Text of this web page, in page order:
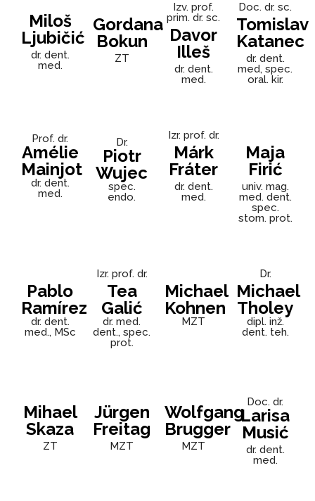
Miloš
Ljubičić
dr. dent.
med.
Gordana
Bokun
ZT
Izv. prof.
prim. dr. sc.
Davor
Illeš
dr. dent.
med.
Doc. dr. sc.
Tomislav
Katanec
dr. dent.
med, spec.
oral. kir.
Prof. dr.
Amélie
Mainjot
dr. dent.
med.
Dr.
Piotr
Wujec
spec.
endo.
Izr. prof. dr.
Márk
Fráter
dr. dent.
med.
Maja
Firić
univ. mag.
med. dent.
spec.
stom. prot.
Pablo
Ramírez
dr. dent.
med., MSc
Izr. prof. dr.
Tea
Galić
dr. med.
dent., spec.
prot.
Michael
Kohnen
MZT
Dr.
Michael
Tholey
dipl. inž.
dent. teh.
Mihael
Skaza
ZT
Jürgen
Freitag
MZT
Wolfgang
Brugger
MZT
Doc. dr.
Larisa
Musić
dr. dent.
med.